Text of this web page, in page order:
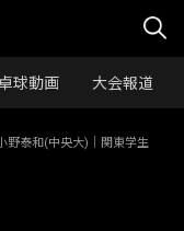
球動画 大会報道
野泰和(中央大)｜関東学生